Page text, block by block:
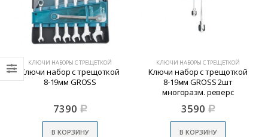
КЛЮЧИ НАБОРЫ С ТРЕЩЁТКОЙ
Ключи набор с трещоткой
8-19мм GROSS
7390 Р
В КОРЗИНУ
КЛЮЧИ НАБОРЫ С ТРЕЩЁТКОЙ
Ключи набор с трещоткой
8-19мм GROSS 2шт
многоразм. реверс
3590 Р
В КОРЗИНУ